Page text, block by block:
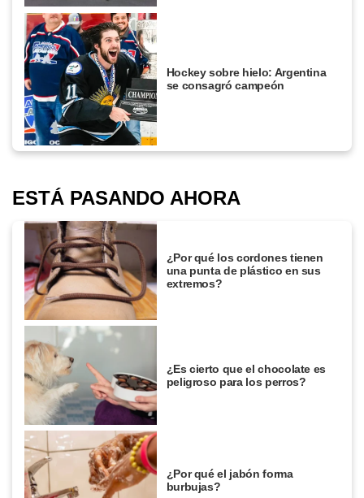
Hockey sobre hielo: Argentina
se consagró campeón
ESTÁ PASANDO AHORA
¿Por qué los cordones tienen
una punta de plástico en sus
extremos?
¿Es cierto que el chocolate es
peligroso para los perros?
¿Por qué el jabón forma
burbujas?